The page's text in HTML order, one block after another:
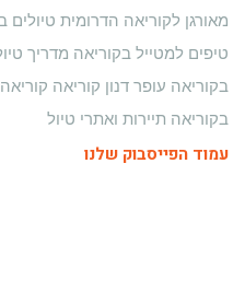
מאורגן לקוריאה הדרומית טיולים
טיפים למטייל בקוריאה מדריך
בקוריאה עופר דנון קוריאה
בקוריאה תיירות ואתרי טיול
עמוד הפייסבוק שלנו